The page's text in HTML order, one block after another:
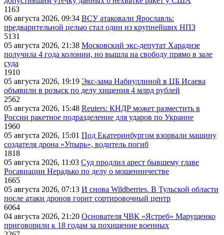
1163
06 августа 2026, 09:34 ВСУ атаковали Ярославль:
предварительной целью стал один из крупнейших НПЗ
5131
05 августа 2026, 21:38 Московский экс-депутат Харадизе
получила 4 года колонии, но вышла на свободу прямо в зале
суда
1910
05 августа 2026, 19:19 Экс-зама Набиуллиной в ЦБ Исаева
объявили в розыск по делу хищения 4 млрд рублей
2562
05 августа 2026, 15:48 Reuters: КНДР может разместить в
России ракетное подразделение для ударов по Украине
1960
05 августа 2026, 15:01 Под Екатеринбургом взорвали машину
создателя дрона «Упырь», водитель погиб
1818
05 августа 2026, 11:03 Суд продлил арест бывшему главе
Росавиации Нерадько по делу о мошенничестве
1665
05 августа 2026, 07:13 И снова Wildberries. В Тульской области
после атаки дронов горит сортировочный центр
6064
04 августа 2026, 21:20 Основателя ЧВК «Ястреб» Марущенко
приговорили к 18 годам за похищение военных